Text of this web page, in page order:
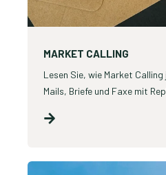
MARKET CALLING
Lesen Sie, wie Market
Mails, Briefe und Faxe mit